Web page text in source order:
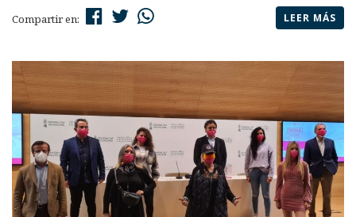
Compartir en: LEER MÁS